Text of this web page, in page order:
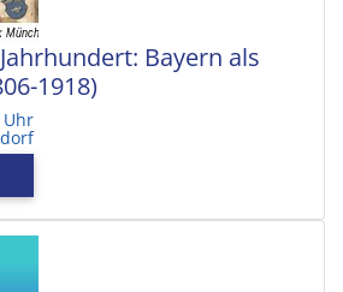
Bayern als
1918)
Uhr